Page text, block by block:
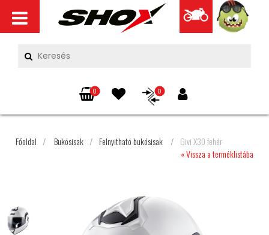
0 0
Főoldal / Bukósisak / Felnyitható bukósisak / Givi X30 fehér
« Vissza a terméklistába